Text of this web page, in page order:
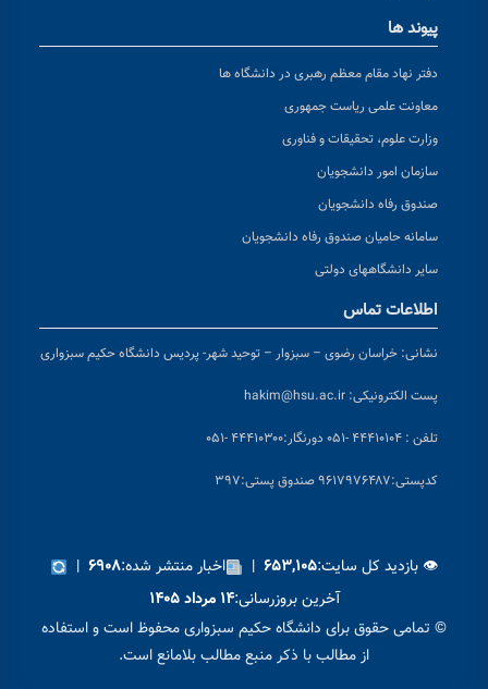
پیوند ها
دفتر نهاد مقام معظم رهبری در دانشگاه ها
معاونت علمی ریاست جمهوری
وزارت علوم، تحقیقات و فناوری
سازمان امور دانشجویان
صندوق رفاه دانشجویان
سامانه حامیان صندوق رفاه دانشجویان
سایر دانشگاههای دولتی
اطلاعات تماس
نشانی: خراسان رضوی – سبزوار – توحید شهر- پردیس دانشگاه حکیم سبزواری
پست الکترونیکی: hakim@hsu.ac.ir
تلفن : ۴۴۴۱۰۱۰۴ -۰۵۱ دورنگار:۴۴۴۱۰۳۰۰ -۰۵۱
کدپستی:۹۶۱۷۹۷۶۴۸۷ صندوق پستی:۳۹۷
👁 بازدید کل سایت:۶۵۳,۱۰۵ | اخبار منتشر شده:۶۹۰۸ |
آخرین بروزرسانی:۱۴ مرداد ۱۴۰۵
© تمامی حقوق برای دانشگاه حکیم سبزواری محفوظ است و استفاده
از مطالب با ذکر منبع مطالب بلامانع است.